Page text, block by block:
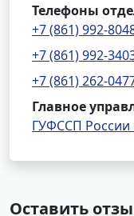
Телефоны
+7 (861) 992-
+7 (861) 992-
+7 (861) 262-
Главное
ГУФССП России
Оставить